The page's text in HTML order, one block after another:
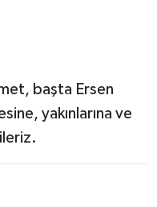
başta Ersen
yakınlarına ve